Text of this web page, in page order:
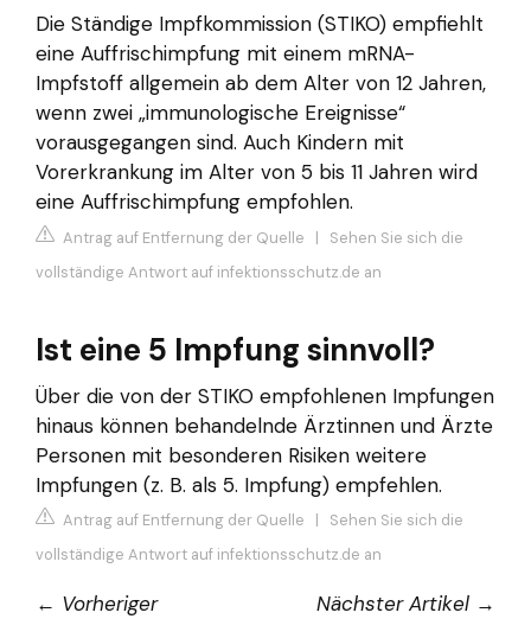
Die Ständige Impfkommission (STIKO) empfiehlt
eine Auffrischimpfung mit einem mRNA-
Impfstoff allgemein ab dem Alter von 12 Jahren,
wenn zwei „immunologische Ereignisse“
vorausgegangen sind. Auch Kindern mit
Vorerkrankung im Alter von 5 bis 11 Jahren wird
eine Auffrischimpfung empfohlen.
Antrag auf Entfernung der Quelle | Sehen Sie sich die
vollständige Antwort auf infektionsschutz.de an
Ist eine 5 Impfung sinnvoll?
Über die von der STIKO empfohlenen Impfungen
hinaus können behandelnde Ärztinnen und Ärzte
Personen mit besonderen Risiken weitere
Impfungen (z. B. als 5. Impfung) empfehlen.
Antrag auf Entfernung der Quelle | Sehen Sie sich die
vollständige Antwort auf infektionsschutz.de an
← Vorheriger
Nächster Artikel →